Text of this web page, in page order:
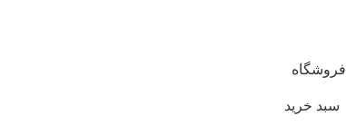
فروشگاه
سبد خرید